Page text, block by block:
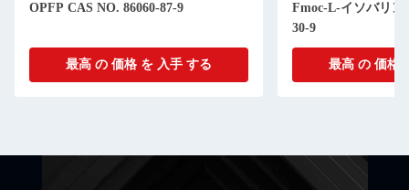
OPFP CAS NO. 86060-87-9
最高 の 価格 を 入手 する
Fmoc-L-イソバリン
30-9
最高 の 価格